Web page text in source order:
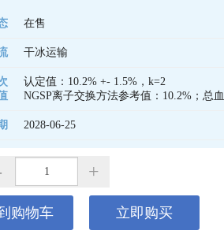
在售
干冰运输
认定值：10.2% +- 1.5%，k=2
NGSP离子交换方法参考值：10.2%；总
2028-06-25
+
购物车 立即购买